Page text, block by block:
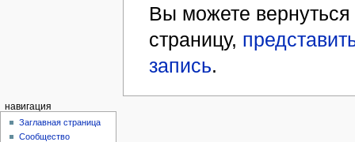
Вы можете
страницу,
запись.
навигация
Заглавная страница
Сообщество